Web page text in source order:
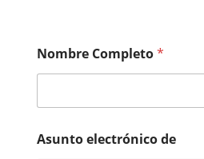
Nombre Completo*
Asunto electrónico de